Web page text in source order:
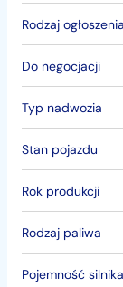
Rodzaj ogłoszenia
Do negocjacji
Typ nadwozia
Stan pojazdu
Rok produkcji
Rodzaj paliwa
Pojemność